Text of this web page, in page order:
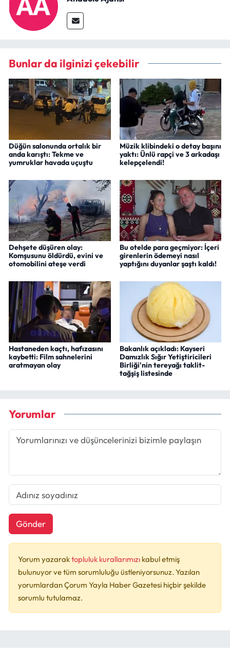
Bunlar da ilginizi çekebilir
Düğün salonunda ortalık bir
anda karıştı: Tekme ve
yumruklar havada uçuştu
Müzik klibindeki o detay başını
yaktı: Ünlü rapçi ve 3 arkadaşı
kelepçelendi!
Dehşete düşüren olay:
Komşusunu öldürdü, evini ve
otomobilini ateşe verdi
Bu otelde para geçmiyor: İçeri
girenlerin ödemeyi nasıl
yaptığını duyanlar şaştı kaldı!
Hastaneden kaçtı, hafızasını
kaybetti: Film sahnelerini
aratmayan olay
Bakanlık açıkladı: Kayseri
Damızlık Sığır Yetiştiricileri
Birliği'nin tereyağı taklit-
tağşiş listesinde
Yorumlar
Gönder
Yorum yazaraktopluluk kurallarımızı kabul etmiş
bulunuyor ve tüm sorumluluğu üstleniyorsunuz. Yazılan
yorumlardan Çorum Yayla Haber Gazetesi hiçbir şekilde
sorumlu tutulamaz.